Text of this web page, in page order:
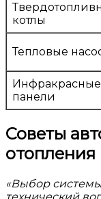
котлы
Тепловые
Инфракрасные
панели
Советы
отопления
«Выбор